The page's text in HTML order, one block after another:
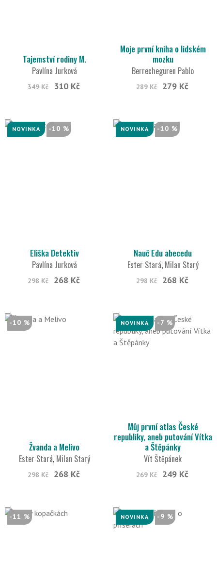
Tajemství rodiny M.
Pavlína Jurková
349 Kč 310 Kč
Moje první kniha o lidském
mozku
Berrecheguren Pablo
289 Kč 279 Kč
NOVINKA -10 %
Eliška Detektiv
Pavlína Jurková
298 Kč 268 Kč
NOVINKA -10 %
Nauč Edu abecedu
Ester Stará, Milan Starý
298 Kč 268 Kč
-10 %
Žvanda a Melivo
Ester Stará, Milan Starý
298 Kč 268 Kč
NOVINKA -7 %
Můj první atlas České
republiky, aneb putování Vítka
a Štěpánky
Vít Štěpánek
269 Kč 249 Kč
-11 % NOVINKA -9 %